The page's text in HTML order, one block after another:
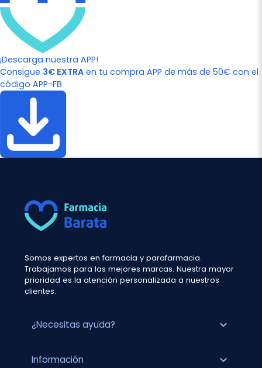
¡Descarga nuestra APP!
Consigue 3€ EXTRA en tu compra APP de más de 50€ con el
código APP-FB
Somos expertos en farmacia y parafarmacia.
Trabajamos para las mejores marcas. Nuestra mayor
prioridad es la atención personalizada a nuestros
clientes.
¿Necesitas ayuda? expand_more
Información expand_more